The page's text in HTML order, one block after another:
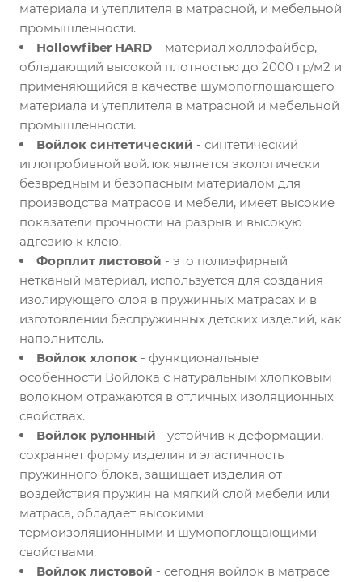
материала и утеплителя в матрасной, и мебельной
промышленности.
Hollowfiber HARD – материал холлофайбер,
обладающий высокой плотностью до 2000 гр/м2 и
применяющийся в качестве шумопоглощающего
материала и утеплителя в матрасной и мебельной
промышленности.
Войлок синтетический - синтетический
иглопробивной войлок является экологически
безвредным и безопасным материалом для
производства матрасов и мебели, имеет высокие
показатели прочности на разрыв и высокую
адгезию к клею.
Форплит листовой - это полиэфирный
нетканый материал, используется для создания
изолирующего слоя в пружинных матрасах и в
изготовлении беспружинных детских изделий, как
наполнитель.
Войлок хлопок - функциональные
особенности Войлока с натуральным хлопковым
волокном отражаются в отличных изоляционных
свойствах.
Войлок рулонный - устойчив к деформации,
сохраняет форму изделия и эластичность
пружинного блока, защищает изделия от
воздействия пружин на мягкий слой мебели или
матраса, обладает высокими
термоизоляционными и шумопоглощающими
свойствами.
Войлок листовой - сегодня войлок в матрасе